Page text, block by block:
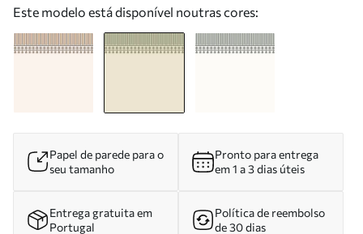
Este modelo está disponível noutras cores:
Papel de parede para o
seu tamanho
Pronto para entrega
em 1 a 3 dias úteis
Entrega gratuita em
Portugal
Política de reembolso
de 30 dias